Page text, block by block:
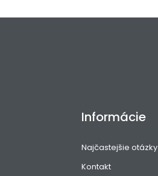
Informácie
Najčastejšie otázky
Kontakt